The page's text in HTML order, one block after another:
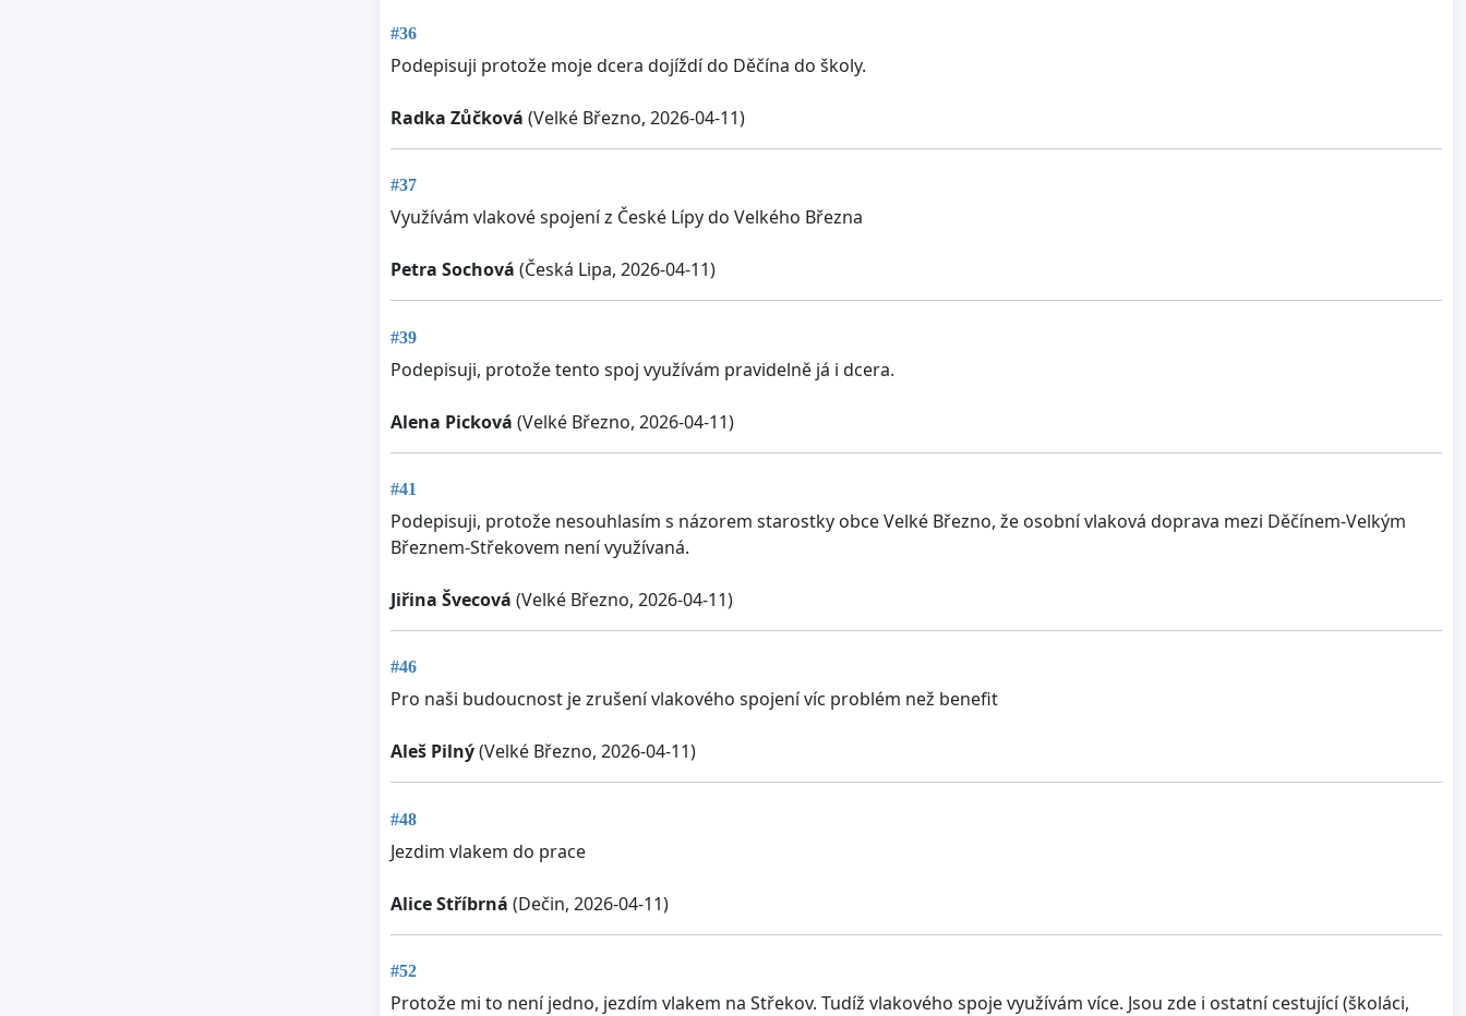
#36
Podepisuji protože moje dcera dojíždí do Děčína do školy.
Radka Zůčková (Velké Březno, 2026-04-11)
#37
Využívám vlakové spojení z České Lípy do Velkého Března
Petra Sochová (Česká Lipa, 2026-04-11)
#39
Podepisuji, protože tento spoj využívám pravidelně já i dcera.
Alena Picková (Velké Březno, 2026-04-11)
#41
Podepisuji, protože nesouhlasím s názorem starostky obce Velké Březno, že osobní vlaková doprava mezi Děčínem-Velkým
Březnem-Střekovem není využívaná.
Jiřina Švecová (Velké Březno, 2026-04-11)
#46
Pro naši budoucnost je zrušení vlakového spojení víc problém než benefit
Aleš Pilný(Velké Březno, 2026-04-11)
#48
Jezdim vlakem do prace
Alice Stříbrná (Dečin, 2026-04-11)
#52
Protože mi to není jedno, jezdím vlakem na Střekov. Tudíž vlakového spoje využívám více. Jsou zde i ostatní cestující (školáci,